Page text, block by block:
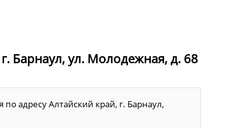
Барнаул, ул. Молодежная, д. 68
адресу Алтайский край, г. Барнаул,